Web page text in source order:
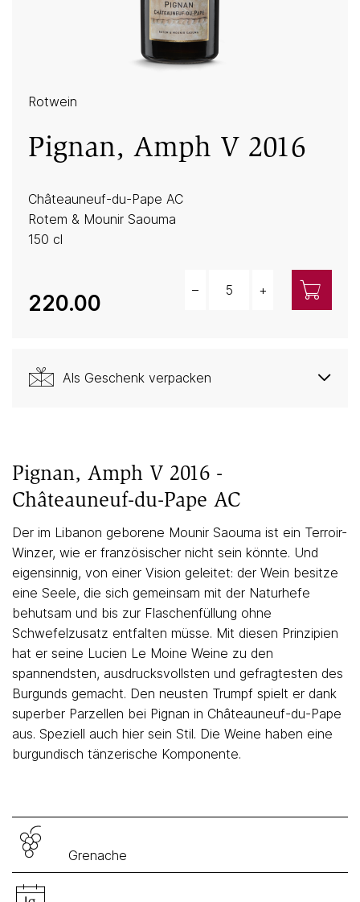
Rotwein
Pignan, Amph V 2016
Châteauneuf-du-Pape AC
Rotem & Mounir Saouma
150 cl
220.00
– +
Als Geschenk verpacken
Pignan, Amph V 2016 -
Châteauneuf-du-Pape AC
Der im Libanon geborene Mounir Saouma ist ein Terroir-
Winzer, wie er französischer nicht sein könnte. Und
eigensinnig, von einer Vision geleitet: der Wein besitze
eine Seele, die sich gemeinsam mit der Naturhefe
behutsam und bis zur Flaschenfüllung ohne
Schwefelzusatz entfalten müsse. Mit diesen Prinzipien
hat er seine Lucien Le Moine Weine zu den
spannendsten, ausdrucksvollsten und gefragtesten des
Burgunds gemacht. Den neusten Trumpf spielt er dank
superber Parzellen bei Pignan in Châteauneuf-du-Pape
aus. Speziell auch hier sein Stil. Die Weine haben eine
burgundisch tänzerische Komponente.
Grenache